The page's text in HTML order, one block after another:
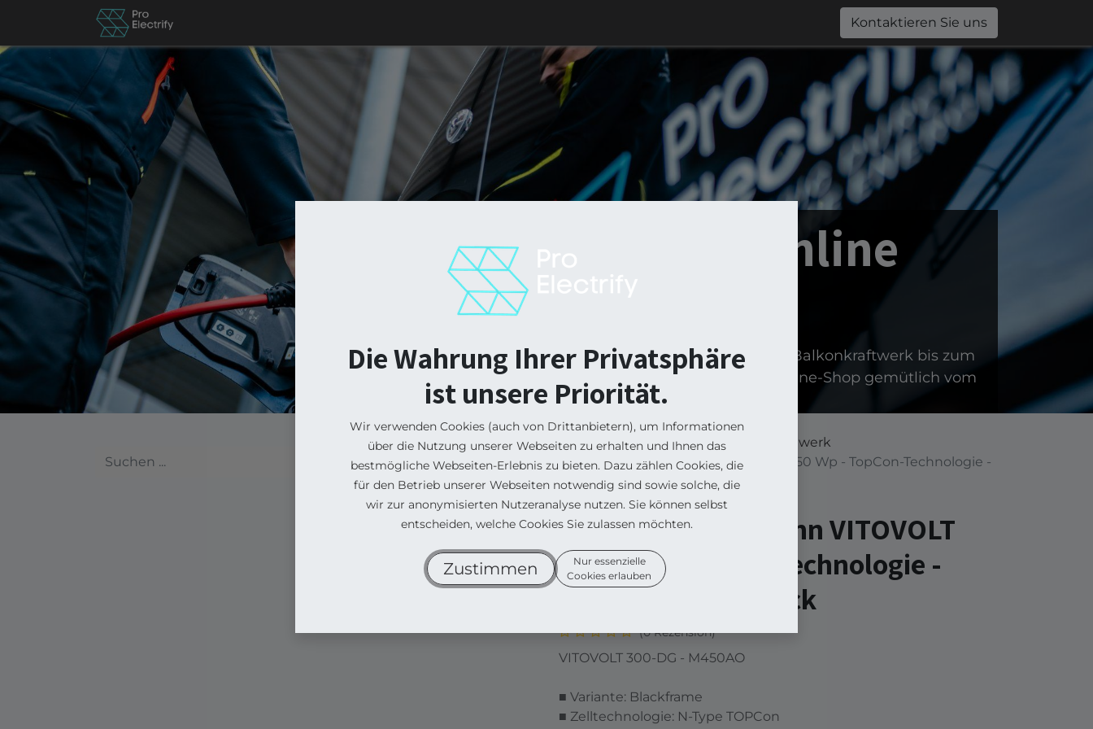
Kontaktieren Sie uns
ProElectrify Online
Shop
Von der Wallbox für dein E-Auto, über das Balkonkraftwerk bis zum
smarten E-Bike von Greyp. In unserem Online-Shop gemütlich vom
Sofa einkaufen.
Können wir persönlich weiterhelfen?
Alle Produkte
Zubehör Balkonkraftwerk
PV-Modul Viessmann VITOVOLT 450 Wp - TopCon-Technologie -
Glas/Glas - Fullblack
PV-Modul Viessmann VITOVOLT
450 Wp - TopCon-Technologie -
Glas/Glas - Fullblack
(0 Rezension)
VITOVOLT 300-DG - M450AO
■ Variante: Blackframe
■ Zelltechnologie: N-Type TOPCon
Die Wahrung Ihrer Privatsphäre
ist unsere Priorität.
Wir verwenden Cookies (auch von Drittanbietern), um Informationen
über die Nutzung unserer Webseiten zu erhalten und Ihnen das
bestmögliche Webseiten-Erlebnis zu bieten. Dazu zählen Cookies, die
für den Betrieb unserer Webseiten notwendig sind sowie solche, die
wir zur anonymisierten Nutzeranalyse nutzen. Sie können selbst
entscheiden, welche Cookies Sie zulassen möchten.
Zustimmen
Nur essenzielle
Cookies erlauben